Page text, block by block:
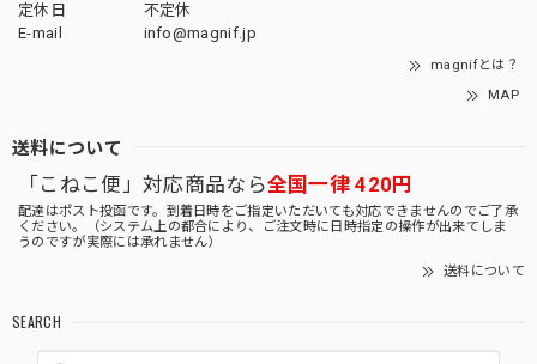
定休日
不定休
E-mail
info@magnif.jp
magnifとは？
MAP
送料について
「こねこ便」対応商品なら全国一律 420円
配達はポスト投函です。到着日時をご指定いただいても対応できませんのでご了承
ください。（システム上の都合により、ご注文時に日時指定の操作が出来てしま
うのですが実際には承れません）
送料について
SEARCH